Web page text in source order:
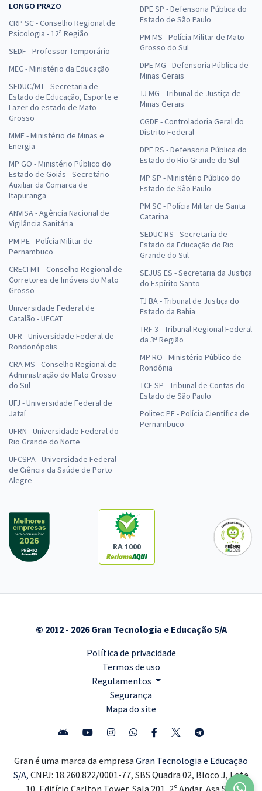
LONGO PRAZO
CRP SC - Conselho Regional de
Psicologia - 12ª Região
SEDF - Professor Temporário
MEC - Ministério da Educação
SEDUC/MT - Secretaria de
Estado de Educação, Esporte e
Lazer do estado de Mato
Grosso
MME - Ministério de Minas e
Energia
MP GO - Ministério Público do
Estado de Goiás - Secretário
Auxiliar da Comarca de
Itapuranga
ANVISA - Agência Nacional de
Vigilância Sanitária
PM PE - Polícia Militar de
Pernambuco
CRECI MT - Conselho Regional de
Corretores de Imóveis do Mato
Grosso
Universidade Federal de
Catalão - UFCAT
UFR - Universidade Federal de
Rondonópolis
CRA MS - Conselho Regional de
Administração do Mato Grosso
do Sul
UFJ - Universidade Federal de
Jataí
UFRN - Universidade Federal do
Rio Grande do Norte
UFCSPA - Universidade Federal
de Ciência da Saúde de Porto
Alegre
DPE SP - Defensoria Pública do
Estado de São Paulo
PM MS - Polícia Militar de Mato
Grosso do Sul
DPE MG - Defensoria Pública de
Minas Gerais
TJ MG - Tribunal de Justiça de
Minas Gerais
CGDF - Controladoria Geral do
Distrito Federal
DPE RS - Defensoria Pública do
Estado do Rio Grande do Sul
MP SP - Ministério Público do
Estado de São Paulo
PM SC - Polícia Militar de Santa
Catarina
SEDUC RS - Secretaria de
Estado da Educação do Rio
Grande do Sul
SEJUS ES - Secretaria da Justiça
do Espírito Santo
TJ BA - Tribunal de Justiça do
Estado da Bahia
TRF 3 - Tribunal Regional Federal
da 3ª Região
MP RO - Ministério Público de
Rondônia
TCE SP - Tribunal de Contas do
Estado de São Paulo
Politec PE - Polícia Científica de
Pernambuco
RA 1000
© 2012 - 2026 Gran Tecnologia e Educação S/A
Política de privacidade
Termos de uso
Regulamentos
Segurança
Mapa do site
Gran é uma marca da empresa Gran Tecnologia e Educação
S/A, CNPJ: 18.260.822/0001-77, SBS Quadra 02, Bloco J, Lote
10, Edifício Carlton Tower, Sala 201, 2º Andar, Asa Sul,